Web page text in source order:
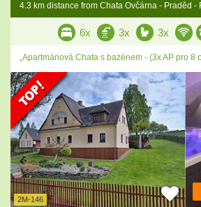
4.3 km distance from Chata Ovčárna - Praděd -
6x 3x 3x
„Apartmánová Chata s bazénem - (3x AP pro 8
2M-146